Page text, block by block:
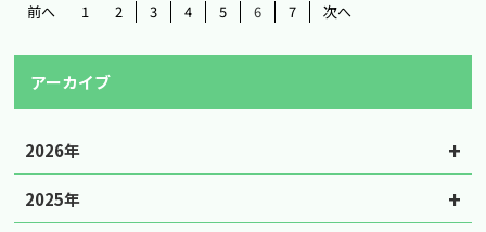
前へ 1 2 3 4 5 6 7 次へ
アーカイブ
2026年
2025年